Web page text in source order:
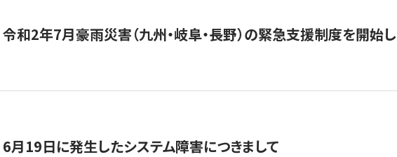
令和2年7月豪雨災害（九州・岐阜・長野）の緊急支援制度を開始
6月19日に発生したシステム障害につきまして